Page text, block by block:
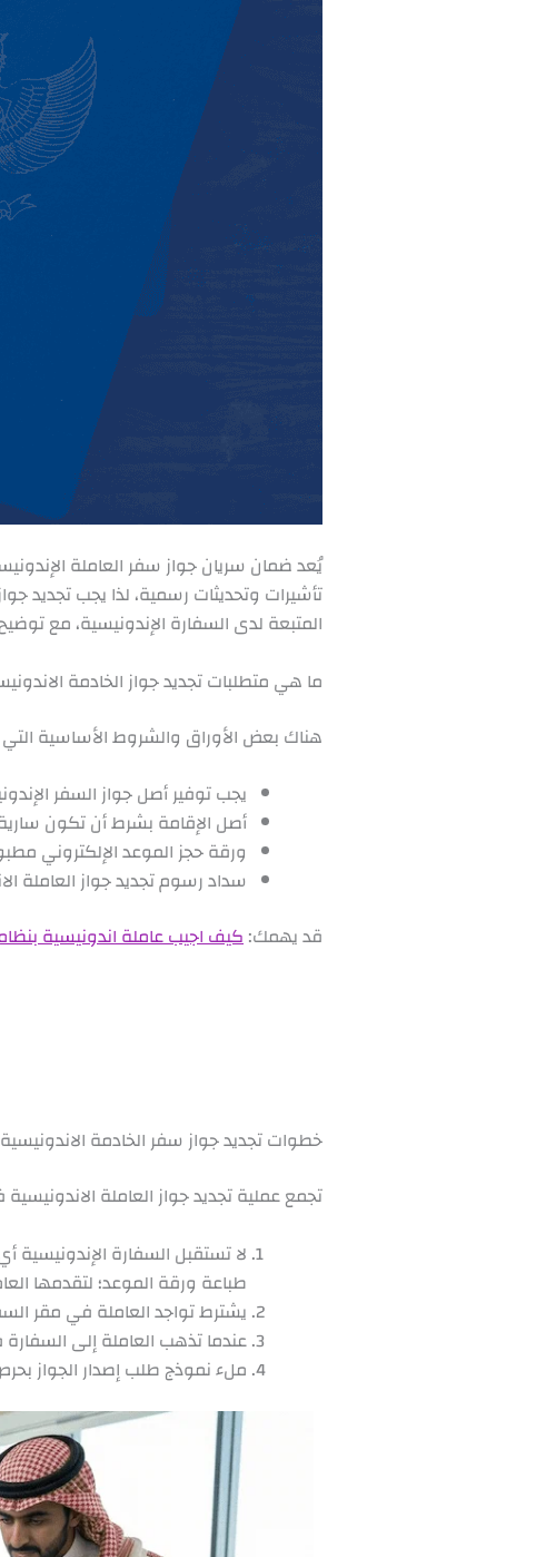
يُعد ضمان سريان جواز سفر العاملة
تأشيرات وتحديثات رسمية، لذا يجب تجديد
المتبعة لدى السفارة الإندونيسية، مع
ما هي متطلبات تجديد جواز الخادمة
هناك بعض الأوراق والشروط الأساسية
يجب توفير أصل جواز السفر
أصل الإقامة بشرط أن تكون
ورقة حجز الموعد الإلكتروني
سداد رسوم تجديد جواز العاملة
قد يهمك:كيف اجيب عاملة اندونيسية بنظام
خطوات تجديد جواز سفر الخادمة
تجمع عملية تجديد جواز العاملة
لا تستقبل السفارة الإندونيسية
طباعة ورقة الموعد؛ لتقدمها
يشترط تواجد العاملة في مقر
عندما تذهب العاملة إلى
ملء نموذج طلب إصدار الجواز